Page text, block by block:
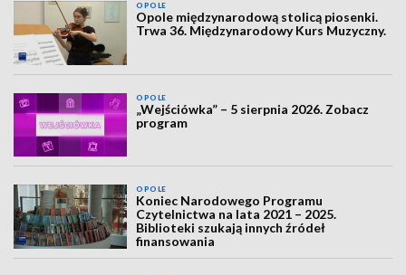
OPOLE
Opole międzynarodową stolicą piosenki.
Trwa 36. Międzynarodowy Kurs Muzyczny.
OPOLE
„Wejściówka” – 5 sierpnia 2026. Zobacz
program
OPOLE
Koniec Narodowego Programu
Czytelnictwa na lata 2021 – 2025.
Biblioteki szukają innych źródeł
finansowania